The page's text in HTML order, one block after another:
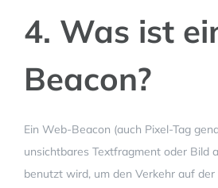
4. Was ist
Beacon?
Ein Web-Beacon (auch Pixel-Tag
unsichtbares Textfragment oder Bild
benutzt wird, um den Verkehr auf